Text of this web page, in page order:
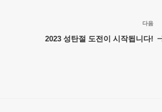
다
음
다음
2023 성탄절 도전이 시작됩니다!